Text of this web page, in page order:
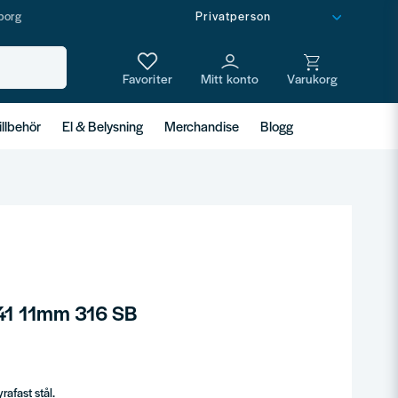
El & Belysning Merchandise Blogg
11mm 316 SB
stål.